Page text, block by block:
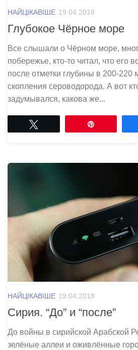
НАЙЦІКАВІШЕ 19.04.2018
Глубокое Чёрное море
Все слышали о Чёрном море,
побережье, кто-то читал, что его
после отметки глубины в 200-220
скопления сероводорода. А вот
задумывался, какова же...
НАЙЦІКАВІШЕ 19.04.2018
Сирия. “До” и “после”
До войны в сирийской Арабской
зелёные аллеи и оживлённые